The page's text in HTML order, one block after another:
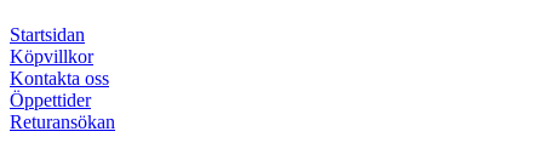
Startsidan
Köpvillkor
Kontakta oss
Öppettider
Returansökan